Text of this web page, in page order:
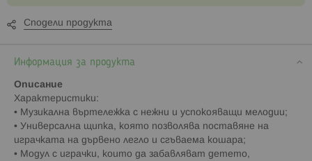
Сподели продукта
Информация за продукта
Описание
Характеристики:
• Музикална въртележка с нежни и успокояващи мелодии;
• Универсална щипка, която позволява поставяне на
играчката на дървено легло и сгъваема кошара;
• Mодул с играчки, които да забавляват детето,